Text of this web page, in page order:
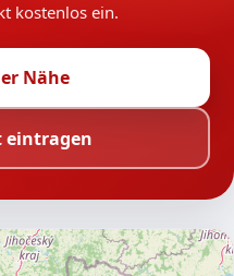
kostenlos ein.
Nähe
eintragen